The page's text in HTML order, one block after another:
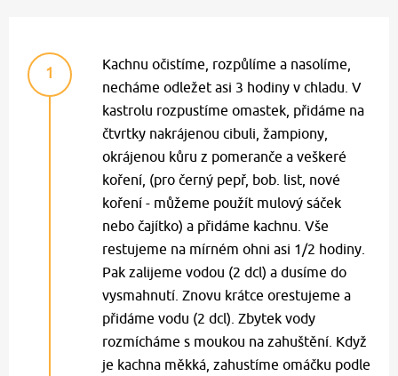
1
Kachnu očistíme, rozpůlíme a nasolíme,
necháme odležet asi 3 hodiny v chladu. V
kastrolu rozpustíme omastek, přidáme na
čtvrtky nakrájenou cibuli, žampiony,
okrájenou kůru z pomeranče a veškeré
koření, (pro černý pepř, bob. list, nové
koření - můžeme použít mulový sáček
nebo čajítko) a přidáme kachnu. Vše
restujeme na mírném ohni asi 1/2 hodiny.
Pak zalijeme vodou (2 dcl) a dusíme do
vysmahnutí. Znovu krátce orestujeme a
přidáme vodu (2 dcl). Zbytek vody
rozmícháme s moukou na zahuštění. Když
je kachna měkká, zahustíme omáčku podle